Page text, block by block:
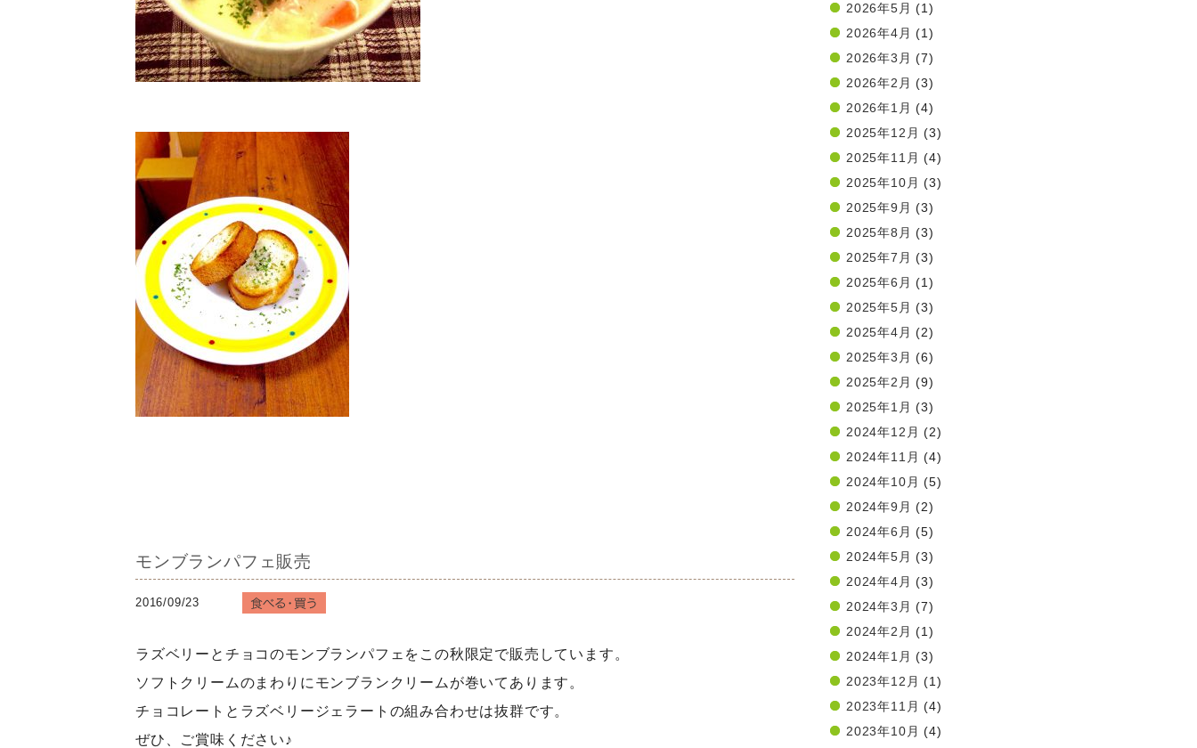
モンブランパフェ販売
2016/09/23
ラズベリーとチョコのモンブランパフェをこの秋限定で販売しています。
ソフトクリームのまわりにモンブランクリームが巻いてあります。
チョコレートとラズベリージェラートの組み合わせは抜群です。
ぜひ、ご賞味ください♪
2026年5月 (1)
2026年4月 (1)
2026年3月 (7)
2026年2月 (3)
2026年1月 (4)
2025年12月 (3)
2025年11月 (4)
2025年10月 (3)
2025年9月 (3)
2025年8月 (3)
2025年7月 (3)
2025年6月 (1)
2025年5月 (3)
2025年4月 (2)
2025年3月 (6)
2025年2月 (9)
2025年1月 (3)
2024年12月 (2)
2024年11月 (4)
2024年10月 (5)
2024年9月 (2)
2024年6月 (5)
2024年5月 (3)
2024年4月 (3)
2024年3月 (7)
2024年2月 (1)
2024年1月 (3)
2023年12月 (1)
2023年11月 (4)
2023年10月 (4)